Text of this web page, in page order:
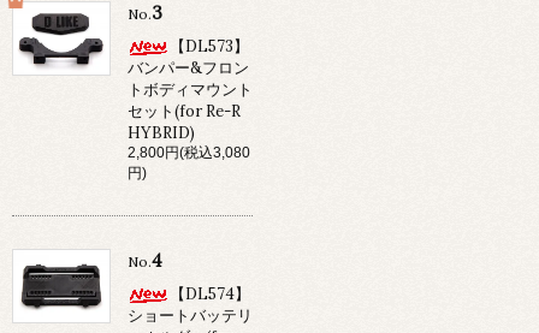
No.3
【DL573】
バンパー&フロン
トボディマウント
セット(for Re-R
HYBRID)
2,800円(税込3,080
円)
No.4
【DL574】
ショートバッテリ